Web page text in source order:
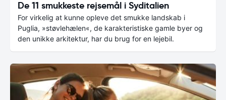
De 11 smukkeste rejsemål i Syditalien
For virkelig at kunne opleve det smukke landskab i
Puglia, »støvlehælen«, de karakteristiske gamle byer og
den unikke arkitektur, har du brug for en lejebil.